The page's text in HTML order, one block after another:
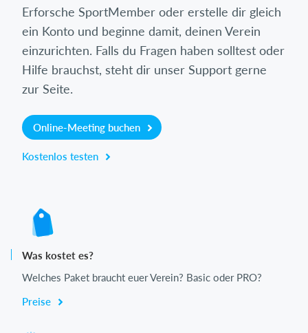
Erforsche SportMember oder erstelle dir gleich
ein Konto und beginne damit, deinen Verein
einzurichten. Falls du Fragen haben solltest oder
Hilfe brauchst, steht dir unser Support gerne
zur Seite.
Online-Meeting buchen
Kostenlos testen
Was kostet es?
Welches Paket braucht euer Verein? Basic oder PRO?
Preise